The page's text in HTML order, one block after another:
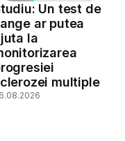
Un test de
ar putea
la
multiple